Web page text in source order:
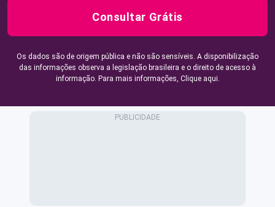
Consultar Grátis
Os dados são de origem pública e não são sensíveis. A disponibilização
das informações observa a legislação brasileira e o direito de acesso à
informação. Para mais informações, Clique aqui.